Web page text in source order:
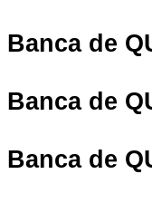
Banca de
Banca de
Banca de